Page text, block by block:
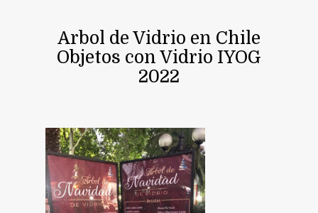
Arbol de Vidrio en Chile
Objetos con Vidrio IYOG
2022